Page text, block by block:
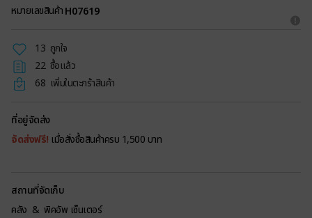
หมายเลขสินค้า H07619
13 ถูกใจ
22 ซื้อแล้ว
68 เพิ่มในตะกร้าสินค้า
ที่อยู่จัดส่ง
จัดส่งฟรี! เมื่อสั่งซื้อสินค้าครบ 1,500 บาท
สถานที่จัดเก็บ
คลัง & พิคอัพ เซ็นเตอร์